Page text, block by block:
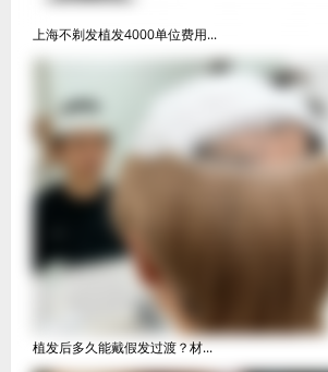
上海不剃发植发4000单位费用...
植发后多久能戴假发过渡？材...